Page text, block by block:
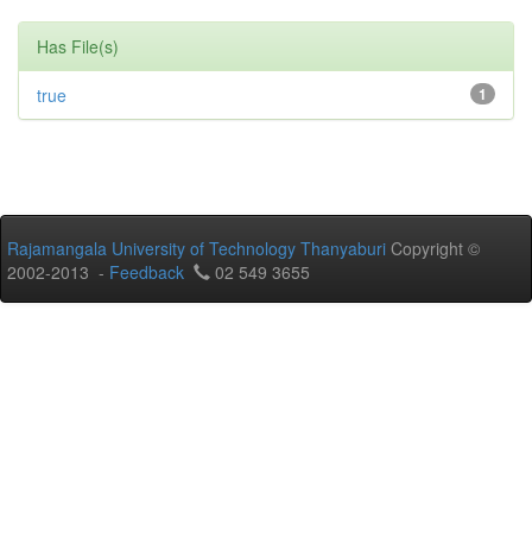
Has File(s)
1
true
Rajamangala University of Technology Thanyaburi Copyright ©
2002-2013 - Feedback 02 549 3655